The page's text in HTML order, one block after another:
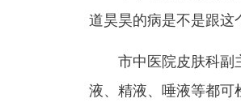
道昊昊的病是不是跟这
市中医院皮肤科副
液、精液、唾液等都可